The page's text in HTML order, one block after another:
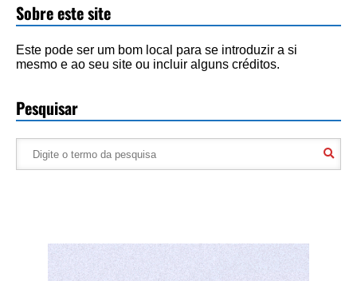
Sobre este site
Este pode ser um bom local para se introduzir a si
mesmo e ao seu site ou incluir alguns créditos.
Pesquisar